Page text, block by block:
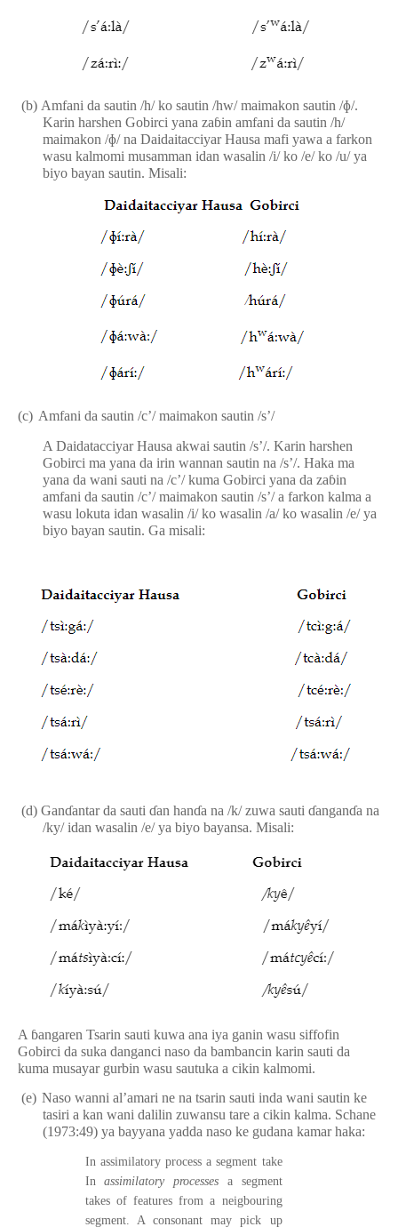
(b) Amfani da sautin /h/ ko sautin /hw/maimakon sautin /ɸ/.
Karin harshen Gobirci yana zaɓin amfani da sautin /h/
maimakon /ɸ/na Daidaitacciyar Hausa mafi yawa a farkon
wasu kalmomi musamman idan wasalin /i/ ko /e/ ko /u/ ya
biyo bayan sautin. Misali:
(c) Amfani da sautin /c’/maimakon sautin /s’/
A Daidatacciyar Hausa akwai sautin /s’/. Karin harshen
Gobirci ma yana da irin wannan sautin na /s’/. Haka ma
yana da wani sauti na /c’/ kuma Gobirci yana da zaɓin
amfani da sautin /c’/ maimakon sautin /s’/ a farkon kalma a
wasu lokuta idan wasalin /i/ ko wasalin /a/ ko wasalin /e/ ya
biyo bayan sautin. Ga misali:
(d) Ganɗantar da sauti ɗan hanɗa na /k/ zuwa sauti ɗanganɗa na
/ky/ idan wasalin /e/ ya biyo bayansa. Misali:
A ɓangaren Tsarin sauti kuwa ana iya ganin wasu siffofin
Gobirci da suka danganci naso da bambancin karin sauti da
kuma musayar gurbin wasu sautuka a cikin kalmomi.
(e) Naso wanni al’amari ne na tsarin sauti inda wani sautin ke
tasiri a kan wani dalilin zuwansu tare a cikin kalma. Schane
(1973:49) ya bayyana yadda naso ke gudana kamar haka:
In assimilatory process a segment take
Inassimilatory processes a segment
takes of features from a neigbouring
segment. A consonant may pick up